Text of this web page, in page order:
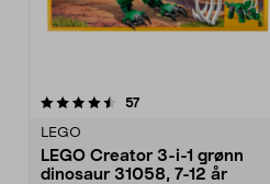
57anmeldelser
LEGO
LEGO Creator 3-i-1 grønn
dinosaur 31058, 7-12 år
5.0av 5 stjerner